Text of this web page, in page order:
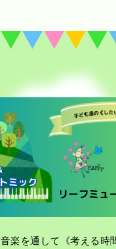
音楽を通して《考える時